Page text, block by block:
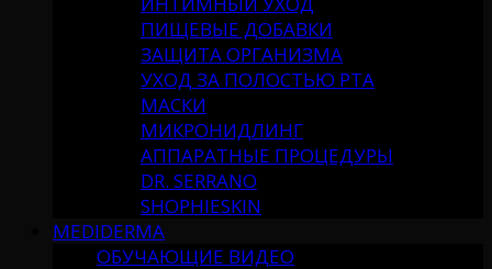
ПИЩЕВЫЕ ДОБАВКИ
ЗАЩИТА ОРГАНИЗМА
УХОД ЗА ПОЛОСТЬЮ РТА
МАСКИ
МИКРОНИДЛИНГ
АППАРАТНЫЕ ПРОЦЕДУРЫ
DR. SERRANO
SHOPHIESKIN
MEDIDERMA
ОБУЧАЮЩИЕ ВИДЕО